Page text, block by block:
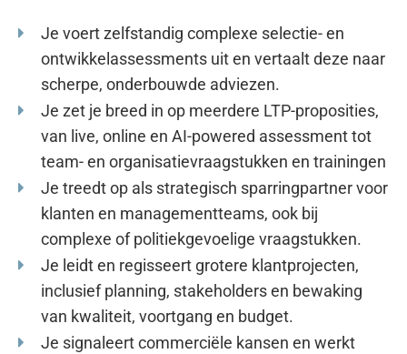
Je voert zelfstandig complexe selectie- en
ontwikkelassessments uit en vertaalt deze naar
scherpe, onderbouwde adviezen.
Je zet je breed in op meerdere LTP-proposities,
van live, online en AI-powered assessment tot
team- en organisatievraagstukken en trainingen
Je treedt op als strategisch sparringpartner voor
klanten en managementteams, ook bij
complexe of politiekgevoelige vraagstukken.
Je leidt en regisseert grotere klantprojecten,
inclusief planning, stakeholders en bewaking
van kwaliteit, voortgang en budget.
Je signaleert commerciële kansen en werkt